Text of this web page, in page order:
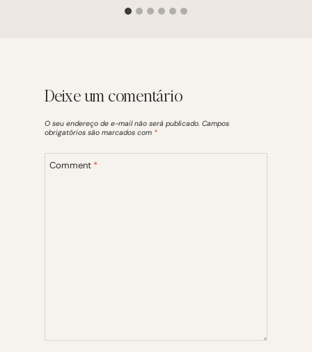
Deixe um comentário
O seu endereço de e-mail não será publicado. Campos
obrigatórios são marcados com *
Comment *